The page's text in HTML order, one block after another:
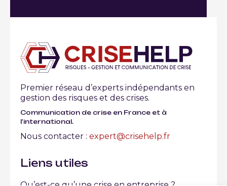
Premier réseau d’experts indépendants en
gestion des risques et des crises.
Communication de crise en France et à
l'international.
Nous contacter : expert@crisehelp.fr
Liens utiles